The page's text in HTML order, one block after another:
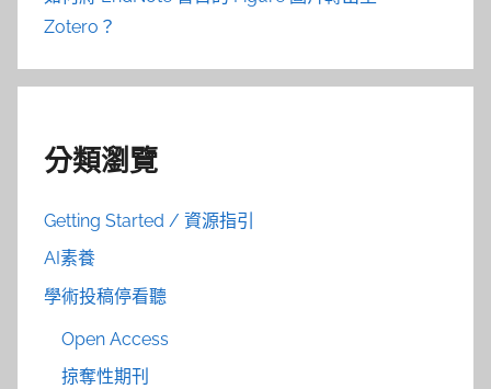
Zotero？
分類瀏覽
Getting Started / 資源指引
AI素養
學術投稿停看聽
Open Access
掠奪性期刊